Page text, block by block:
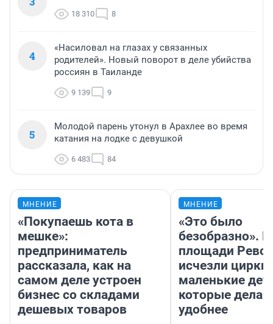
18 310 8
4
«Насиловал на глазах у связанных
родителей». Новый поворот в деле убийства
россиян в Таиланде
9 139 9
5
Молодой парень утонул в Арахлее во время
катания на лодке с девушкой
6 483 84
МНЕНИЕ
«Покупаешь кота в
мешке»:
предприниматель
рассказала, как на
самом деле устроен
бизнес со складами
дешевых товаров
МНЕНИЕ
«Это было
безобразно».
площади
исчезли цирки
маленькие
которые
удобнее